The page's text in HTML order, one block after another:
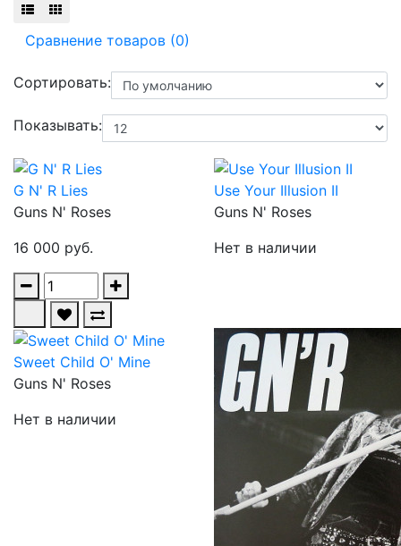
Сравнение товаров (0)
Сортировать:
Показывать:
G N' R Lies
Guns N' Roses
16 000 руб.
Use Your Illusion II
Guns N' Roses
Нет в наличии
Sweet Child O' Mine
Guns N' Roses
Нет в наличии